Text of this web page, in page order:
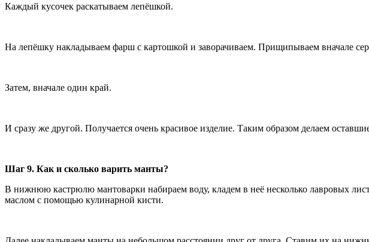
Каждый кусочек раскатываем лепёшкой.
На лепёшку накладываем фарш с картошкой и заворачиваем. Прищипываем вначале
Затем, вначале один край.
И сразу же другой. Получается очень красивое изделие. Таким образом делаем
Шаг 9. Как и сколько варить манты?
В нижнюю кастрюлю мантоварки набираем воду, кладем в неё несколько лавровых
маслом с помощью кулинарной кисти.